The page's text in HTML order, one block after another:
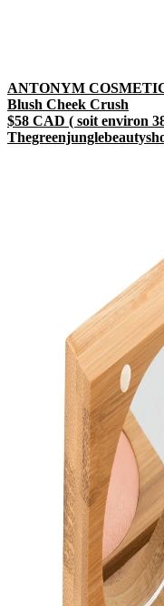
ANTONYM
Blush Cheek Crush
$58 CAD ( soit environ